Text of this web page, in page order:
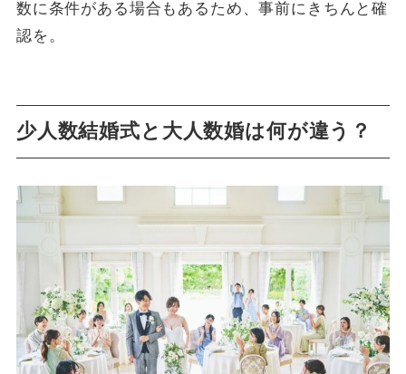
数に条件がある場合もあるため、事前にきちんと確
認を。
少人数結婚式と大人数婚は何が違う？